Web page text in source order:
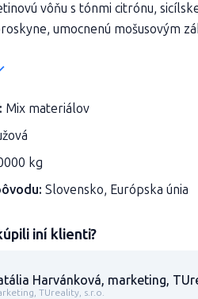
vôňu s tónmi citrónu,
umocnenú mošusovým
Mix materiálov
kg
Slovensko, Európska únia
iní klienti?
Harvánková, marketing,
TUreality, s.r.o.